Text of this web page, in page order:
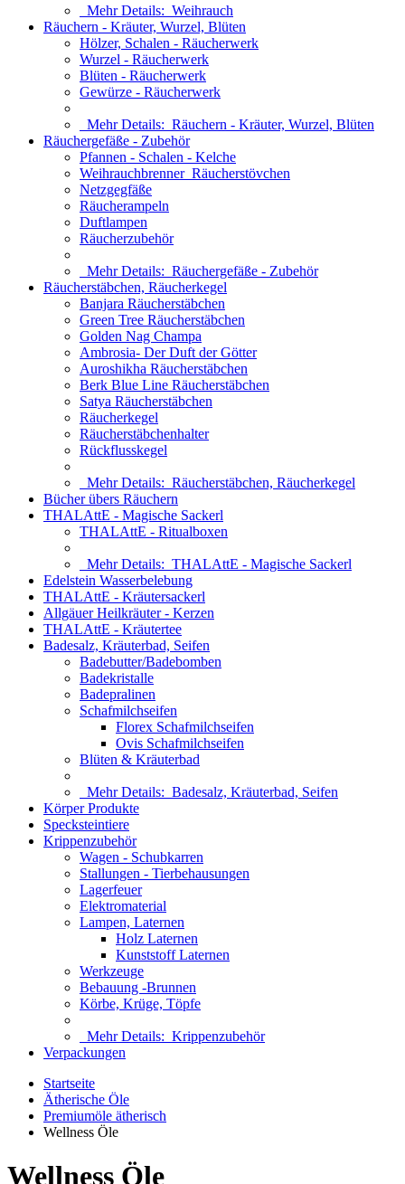
Mehr Details: Weihrauch
Räuchern - Kräuter, Wurzel, Blüten
Hölzer, Schalen - Räucherwerk
Wurzel - Räucherwerk
Blüten - Räucherwerk
Gewürze - Räucherwerk
Mehr Details: Räuchern - Kräuter, Wurzel, Blüten
Räuchergefäße - Zubehör
Pfannen - Schalen - Kelche
Weihrauchbrenner_Räucherstövchen
Netzgegfäße
Räucherampeln
Duftlampen
Räucherzubehör
Mehr Details: Räuchergefäße - Zubehör
Räucherstäbchen, Räucherkegel
Banjara Räucherstäbchen
Green Tree Räucherstäbchen
Golden Nag Champa
Ambrosia- Der Duft der Götter
Auroshikha Räucherstäbchen
Berk Blue Line Räucherstäbchen
Satya Räucherstäbchen
Räucherkegel
Räucherstäbchenhalter
Rückflusskegel
Mehr Details: Räucherstäbchen, Räucherkegel
Bücher übers Räuchern
THALAttE - Magische Sackerl
THALAttE - Ritualboxen
Mehr Details: THALAttE - Magische Sackerl
Edelstein Wasserbelebung
THALAttE - Kräutersackerl
Allgäuer Heilkräuter - Kerzen
THALAttE - Kräutertee
Badesalz, Kräuterbad, Seifen
Badebutter/Badebomben
Badekristalle
Badepralinen
Schafmilchseifen
Florex Schafmilchseifen
Ovis Schafmilchseifen
Blüten & Kräuterbad
Mehr Details: Badesalz, Kräuterbad, Seifen
Körper Produkte
Specksteintiere
Krippenzubehör
Wagen - Schubkarren
Stallungen - Tierbehausungen
Lagerfeuer
Elektromaterial
Lampen, Laternen
Holz Laternen
Kunststoff Laternen
Werkzeuge
Bebauung -Brunnen
Körbe, Krüge, Töpfe
Mehr Details: Krippenzubehör
Verpackungen
Startseite
Ätherische Öle
Premiumöle ätherisch
Wellness Öle
Wellness Öle